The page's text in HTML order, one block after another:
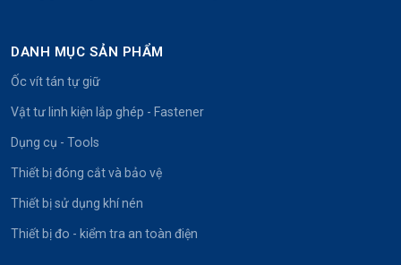
DANH MỤC SẢN PHẨM
Ốc vít tán tự giữ
Vật tư linh kiện lắp ghép - Fastener
Dụng cụ - Tools
Thiết bị đóng cắt và bảo vệ
Thiết bị sử dụng khí nén
Thiết bị đo - kiểm tra an toàn điện